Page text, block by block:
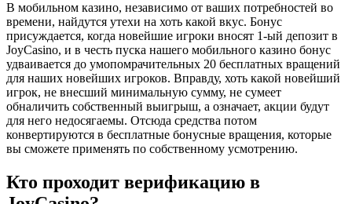
В мобильном казино, независимо от ваших потребностей во
времени, найдутся утехи на хоть какой вкус. Бонус
присуждается, когда новейшие игроки вносят 1-ый депозит в
JoyCasino, и в честь пуска нашего мобильного казино бонус
удваивается до умопомрачительных 20 бесплатных вращений
для наших новейших игроков. Вправду, хоть какой новейший
игрок, не внесший минимальную сумму, не сумеет
обналичить собственный выигрыш, а означает, акции будут
для него недосягаемы. Отсюда средства потом
конвертируются в бесплатные бонусные вращения, которые
вы сможете применять по собственному усмотрению.
Кто проходит верификацию в